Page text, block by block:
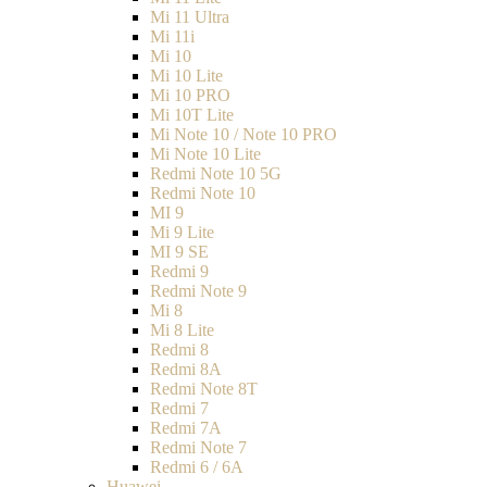
Mi 11 Ultra
Mi 11i
Mi 10
Mi 10 Lite
Mi 10 PRO
Mi 10T Lite
Mi Note 10 / Note 10 PRO
Mi Note 10 Lite
Redmi Note 10 5G
Redmi Note 10
MI 9
Mi 9 Lite
MI 9 SE
Redmi 9
Redmi Note 9
Mi 8
Mi 8 Lite
Redmi 8
Redmi 8A
Redmi Note 8T
Redmi 7
Redmi 7A
Redmi Note 7
Redmi 6 / 6A